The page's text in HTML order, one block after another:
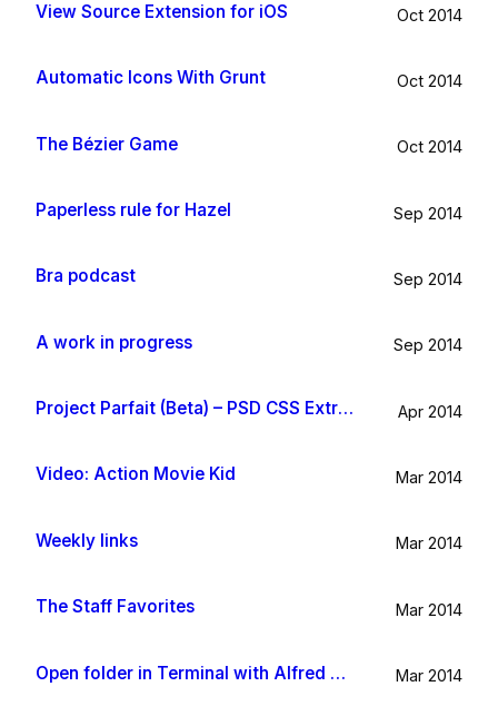
View Source Extension for iOS Oct 2014
Automatic Icons With Grunt Oct 2014
The Bézier Game Oct 2014
Paperless rule for Hazel Sep 2014
Bra podcast Sep 2014
A work in progress Sep 2014
Project Parfait (Beta) – PSD CSS Extraction Apr 2014
Video: Action Movie Kid Mar 2014
Weekly links Mar 2014
The Staff Favorites Mar 2014
Open folder in Terminal with Alfred App Mar 2014